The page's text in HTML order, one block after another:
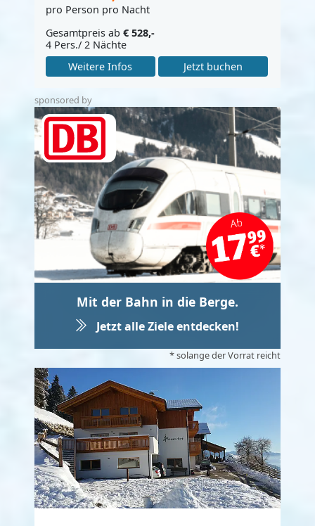
pro Person pro Nacht
Gesamtpreis ab € 528,-
4 Pers./ 2 Nächte
Weitere Infos
Jetzt buchen
sponsored by
Mit der Bahn in die Berge.
Jetzt alle Ziele entdecken!
* solange der Vorrat reicht